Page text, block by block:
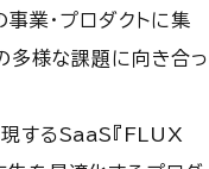
業・プロダクトに集
多様な課題に向き合っ
現するSaaS『FLUX